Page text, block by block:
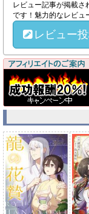
レビュー記事が掲載さ
です！魅力的なレビュ
レビュー